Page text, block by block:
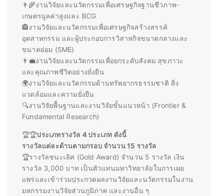
👨‍🌾งานวิจัยและนวัตกรรมเพื่อเศรษฐกิจฐานชีวภาพ-
เกษตรมูลค่าสูงและ BCG
🏤งานวิจัยและนวัตกรรมเพื่อเศรษฐกิจสร้างสรรค์
อุตสาหกรรม และผู้ประกอบการวิสาหกิจขนาดกลางและ
ขนาดย่อม (SME)
👨‍💼งานวิจัยและนวัตกรรมเพื่อยกระดับสังคม สุขภาวะ
และคุณภาพชีวิตอย่างยั่งยืน
🌍งานวิจัยและนวัตกรรมด้านทรัพยากรธรรมชาติ สิ่ง
แวดล้อมและความยั่งยืน
🔍งานวิจัยพื้นฐานและงานวิจัยขั้นแนวหน้า (Frontier &
Fundamental Research)
🏆🏆ประเภทรางวัล 4 ประเภท ดังนี้
รางวัลแต่ละด้านตามกรอบ จำนวน 15 รางวัล
🏆รางวัลชนะเลิศ (Gold Award) จำนวน 5 รางวัล เงิน
รางวัล 3,000 บาท เป็นตัวแทนมหาวิทยาลัยในการเผย
แพร่และเข้าร่วมประกวดผลงานวิจัยและนวัตกรรมในงาน
มหกรรมงานวิจัยส่วนภูมิภาค และงานอื่น ๆ